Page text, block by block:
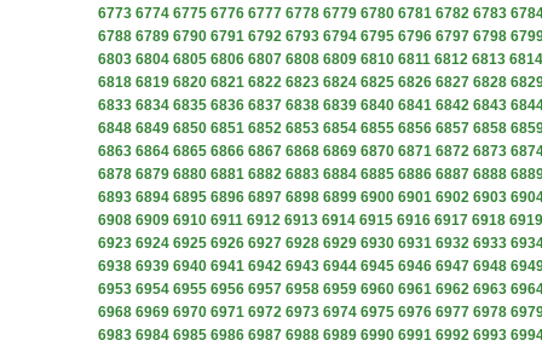
6773 6774 6775 6776 6777 6778 6779 6780 6781 6782 6783
6788 6789 6790 6791 6792 6793 6794 6795 6796 6797 6798
6803 6804 6805 6806 6807 6808 6809 6810 6811 6812 6813 6814
6818 6819 6820 6821 6822 6823 6824 6825 6826 6827 6828
6833 6834 6835 6836 6837 6838 6839 6840 6841 6842 6843
6848 6849 6850 6851 6852 6853 6854 6855 6856 6857 6858
6863 6864 6865 6866 6867 6868 6869 6870 6871 6872 6873
6878 6879 6880 6881 6882 6883 6884 6885 6886 6887 6888
6893 6894 6895 6896 6897 6898 6899 6900 6901 6902 6903
6908 6909 6910 6911 6912 6913 6914 6915 6916 6917 6918 6919
6923 6924 6925 6926 6927 6928 6929 6930 6931 6932 6933
6938 6939 6940 6941 6942 6943 6944 6945 6946 6947 6948
6953 6954 6955 6956 6957 6958 6959 6960 6961 6962 6963
6968 6969 6970 6971 6972 6973 6974 6975 6976 6977 6978
6983 6984 6985 6986 6987 6988 6989 6990 6991 6992 6993